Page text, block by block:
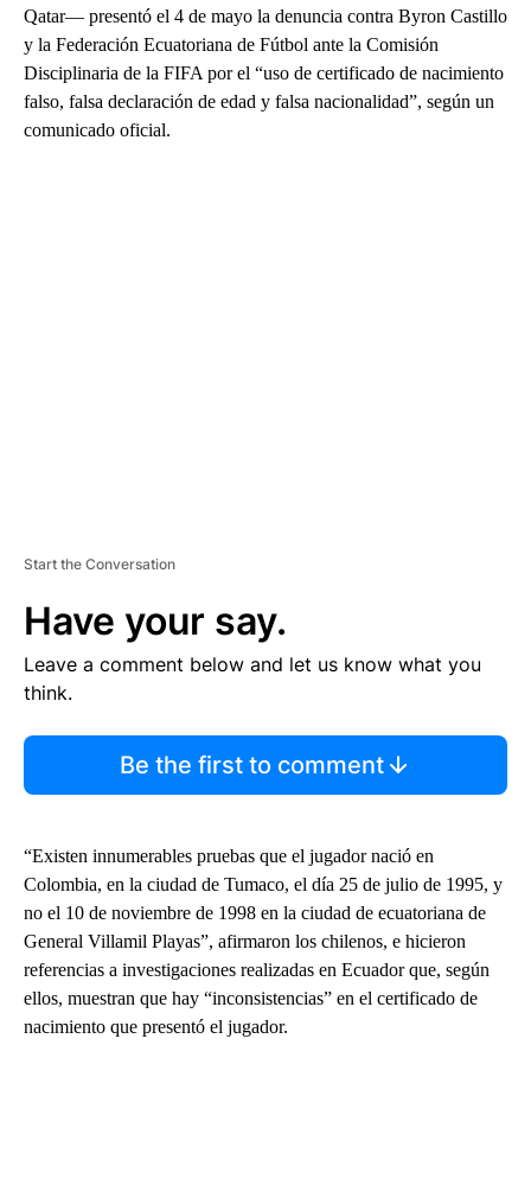
Qatar— presentó el 4 de mayo la denuncia contra Byron Castillo
y la Federación Ecuatoriana de Fútbol ante la Comisión
Disciplinaria de la FIFA por el “uso de certificado de nacimiento
falso, falsa declaración de edad y falsa nacionalidad”, según un
comunicado oficial.
Start the Conversation
Have your say.
Leave a comment below and let us know what you
think.
Be the first to comment
“Existen innumerables pruebas que el jugador nació en
Colombia, en la ciudad de Tumaco, el día 25 de julio de 1995, y
no el 10 de noviembre de 1998 en la ciudad de ecuatoriana de
General Villamil Playas”, afirmaron los chilenos, e hicieron
referencias a investigaciones realizadas en Ecuador que, según
ellos, muestran que hay “inconsistencias” en el certificado de
nacimiento que presentó el jugador.